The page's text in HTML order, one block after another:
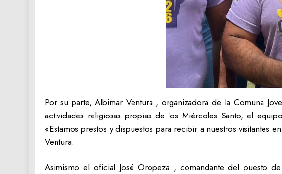
Por su parte, Albimar Ventura , organizadora de la Comuna
actividades religiosas propias de los Miércoles Santo, el
«Estamos prestos y dispuestos para recibir a nuestros visitantes
Ventura.
Asimismo el oficial José Oropeza , comandante del puesto